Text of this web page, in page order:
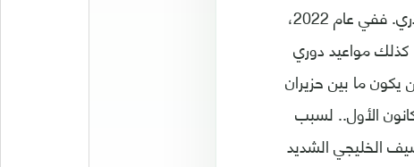
الحدث القطري سيكون استثنائياً إذ سيقلب روزنامة كرة القدم ويغيرها على نحو جذري. ففي عام 2022،
كذلك مواعيد دوري
يكون ما بين حزيران
الأول.. لسبب
الخليجي الشديد